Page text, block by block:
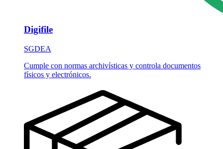
Digifile
SGDEA
Cumple con normas archivísticas y controla documentos
físicos y electrónicos.